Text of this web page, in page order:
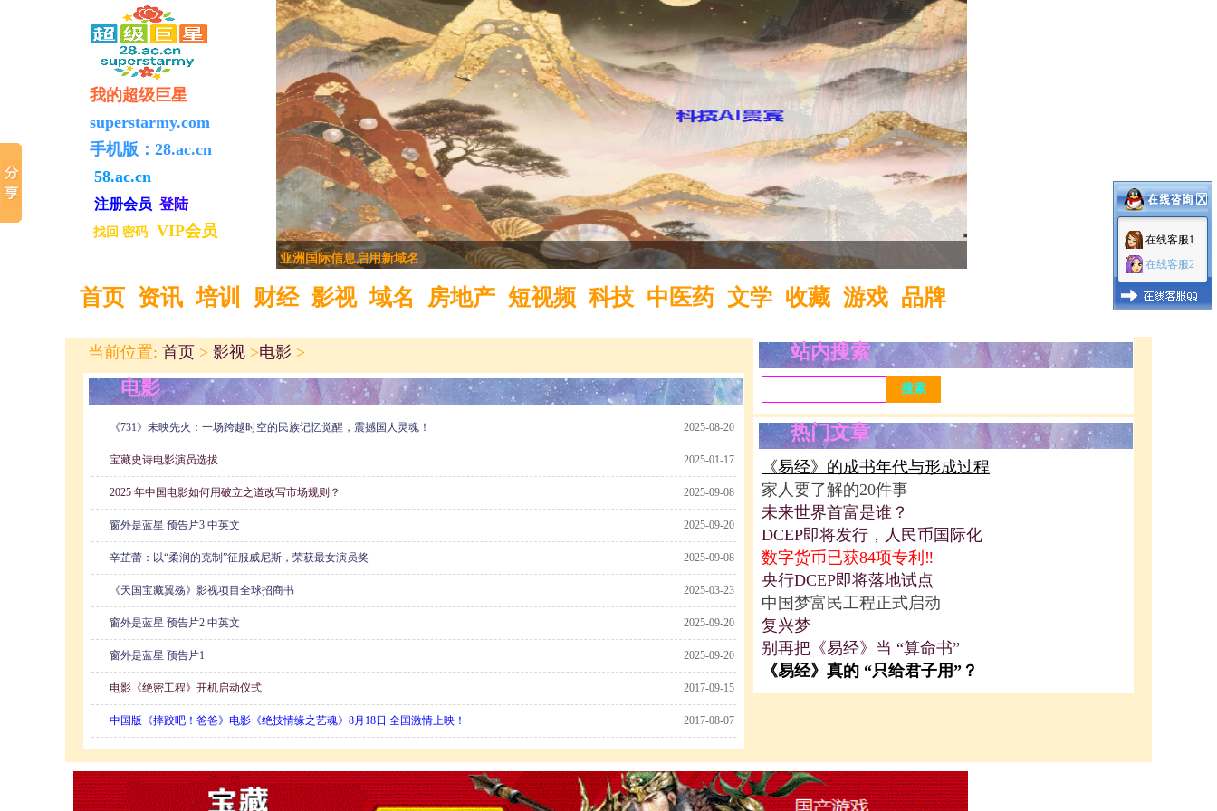
首页 资讯 培训 财经 影视 域名 房地产 短视频 科技 中医药 文学 收藏 游戏 品牌
亚洲国际信息启用新域名 1 2 3
我的超级巨星
superstarmy.com
手机版： 28.ac.cn
58.ac.cn
注册会员 登陆
找回 密码 VIP会员
站内搜索
热门文章
《易经》的成书年代与形成过程
家人要了解的20件事
未来世界首富是谁？
DCEP即将发行，人民币国际化
数字货币已获84项专利‼️
央行DCEP即将落地试点
中国梦富民工程正式启动
复兴梦
别再把《易经》当 “算命书”
《易经》真的 “只给君子用”？
当前位置: 首页 > 影视 >电影 >
电影
2025-08-20
《731》未映先火：一场跨越时空的民族记忆觉醒，震撼国人灵魂！
2025-01-17
宝藏史诗电影演员选拔
2025-09-08
2025 年中国电影如何用破立之道改写市场规则？
2025-09-20
窗外是蓝星 预告片3 中英文
2025-09-08
辛芷蕾：以“柔润的克制”征服威尼斯，荣获最女演员奖​
2025-03-23
《天国宝藏翼殇》影视项目全球招商书
2025-09-20
窗外是蓝星 预告片2 中英文
2025-09-20
窗外是蓝星 预告片1
2017-09-15
电影《绝密工程》开机启动仪式
2017-08-07
中国版《摔跤吧！爸爸》电影《绝技情缘之艺魂》8月18日 全国激情上映！
在线客服1
在线客服2